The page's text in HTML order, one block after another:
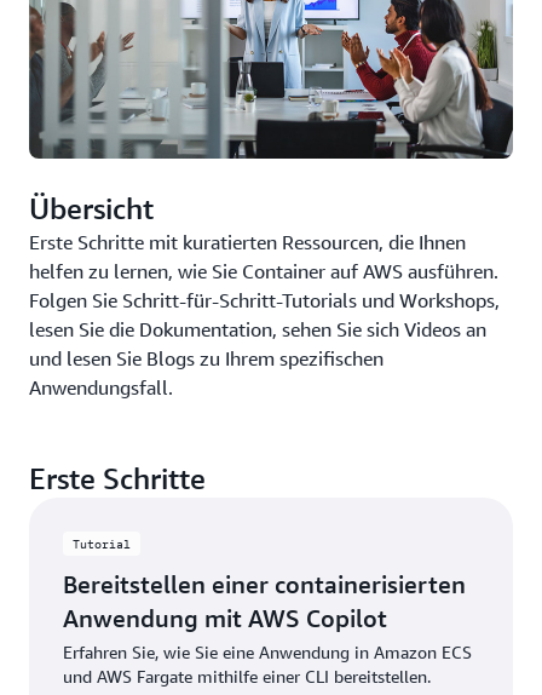
Übersicht
Erste Schritte mit kuratierten Ressourcen, die Ihnen
helfen zu lernen, wie Sie Container auf AWS ausführen.
Folgen Sie Schritt-für-Schritt-Tutorials und Workshops,
lesen Sie die Dokumentation, sehen Sie sich Videos an
und lesen Sie Blogs zu Ihrem spezifischen
Anwendungsfall.
Erste Schritte
Tutorial
Bereitstellen einer containerisierten
Anwendung mit AWS Copilot
Erfahren Sie, wie Sie eine Anwendung in Amazon ECS
und AWS Fargate mithilfe einer CLI bereitstellen.